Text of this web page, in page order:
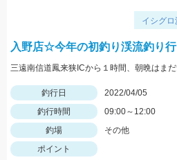
イシグ
入野店☆今年の初釣り渓流釣り
釣行日
2022/04/05
釣行時間
09:00～12:00
釣場
その他
ポイント